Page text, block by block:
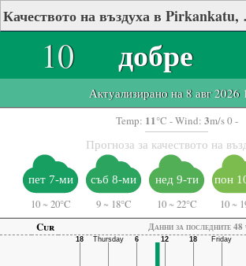
10 добре
Актуализирано на 8 авг 2026
Temp: 11°C - Wind: 3m/s 0 -
Прогноза за качеството на
пет 7-ми
10 ~ 20°C
съб 8-ми
9 ~ 18°C
нед 9-ти
10 ~ 22°C
пон
10 ~
Cur
Данни за последните 48